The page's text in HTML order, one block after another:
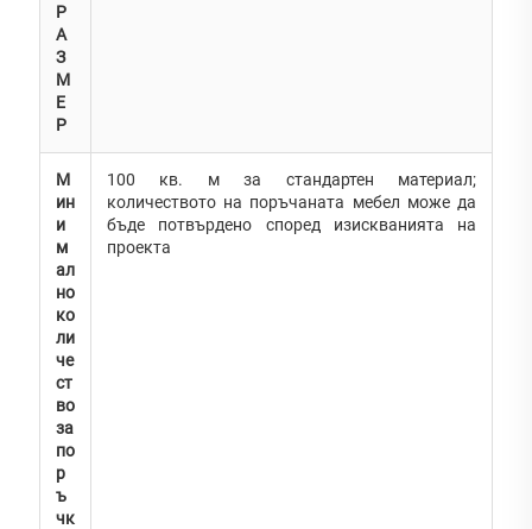
Р
А
З
М
Е
Р
М
ин
и
м
ал
но
ко
ли
че
ст
во
за
по
р
ъ
чк
100 кв. м за стандартен материал;
количеството на поръчаната мебел може да
бъде потвърдено според изискванията на
проекта